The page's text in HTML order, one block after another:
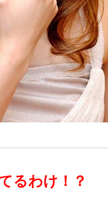
るわけ！？